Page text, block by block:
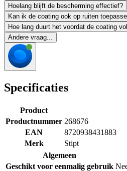
Hoelang blijft de bescherming effectief?
Kan ik de coating ook op ruiten
Hoe lang duurt het voordat de coating
Andere vraag...
Specificaties
Product
Productnummer 268676
EAN
8720938431883
Merk
Stipt
Algemeen
Geschikt voor eenmalig gebruik